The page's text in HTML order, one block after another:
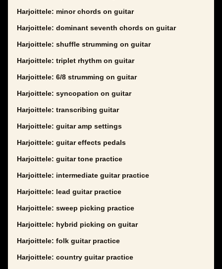
Harjoittele: minor chords on guitar
Harjoittele: dominant seventh chords on guitar
Harjoittele: shuffle strumming on guitar
Harjoittele: triplet rhythm on guitar
Harjoittele: 6/8 strumming on guitar
Harjoittele: syncopation on guitar
Harjoittele: transcribing guitar
Harjoittele: guitar amp settings
Harjoittele: guitar effects pedals
Harjoittele: guitar tone practice
Harjoittele: intermediate guitar practice
Harjoittele: lead guitar practice
Harjoittele: sweep picking practice
Harjoittele: hybrid picking on guitar
Harjoittele: folk guitar practice
Harjoittele: country guitar practice